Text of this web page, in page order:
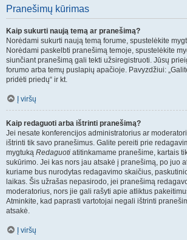
Pranešimų kūrimas
Kaip sukurti naują temą ar pranešimą?
Norėdami sukurti naują temą forume, spustelėkite
Norėdami paskelbti pranešimą temoje, spustelėkite
siunčiant pranešimą gali tekti užsiregistruoti. Jūsų
forumo arba temų puslapių apačioje. Pavyzdžiui:
pridėti priedų“ ir kt.
Į viršų
Kaip redaguoti arba ištrinti pranešimą?
Jei nesate konferencijos administratorius ar
ištrinti tik savo pranešimus. Galite pereiti prie
mygtuką Redaguoti atitinkamame pranešime, kartais
sukūrimo. Jei kas nors jau atsakė į pranešimą, po juo
kuriame bus nurodytas redagavimo skaičius,
laikas. Šis užrašas nepasirodo, jei pranešimą
moderatorius, nors jie gali rašyti apie atliktus
Atminkite, kad paprasti vartotojai negali ištrinti
atsakė.
Į viršų